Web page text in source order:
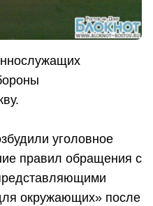
уголовное
правил обращения с
окружающих» после